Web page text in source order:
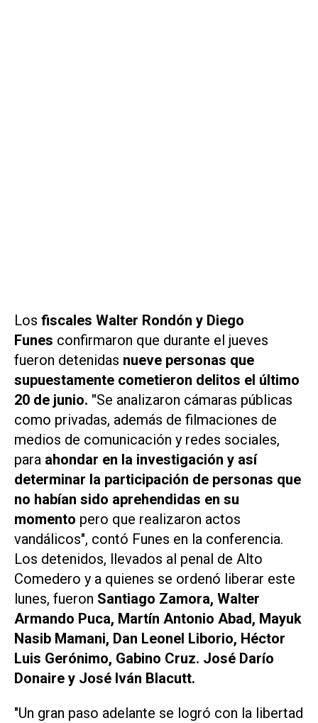
Los fiscales Walter Rondón y Diego
Funes confirmaron que durante el jueves
fueron detenidas nueve personas que
supuestamente cometieron delitos el último
20 de junio. "Se analizaron cámaras públicas
como privadas, además de filmaciones de
medios de comunicación y redes sociales,
para ahondar en la investigación y así
determinar la participación de personas que
no habían sido aprehendidas en su
momento pero que realizaron actos
vandálicos", contó Funes en la conferencia.
Los detenidos, llevados al penal de Alto
Comedero y a quienes se ordenó liberar este
lunes, fueron Santiago Zamora, Walter
Armando Puca, Martín Antonio Abad, Mayuk
Nasib Mamani, Dan Leonel Liborio, Héctor
Luis Gerónimo, Gabino Cruz. José Darío
Donaire y José Iván Blacutt.
"Un gran paso adelante se logró con la libertad